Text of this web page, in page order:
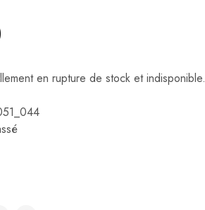
en rupture de stock et indisponible.